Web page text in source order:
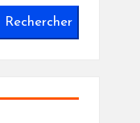
Rechercher